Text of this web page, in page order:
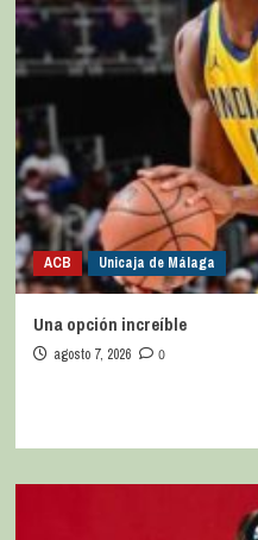
ACB Unicaja de Málaga
Una opción increíble
agosto 7, 2026 0